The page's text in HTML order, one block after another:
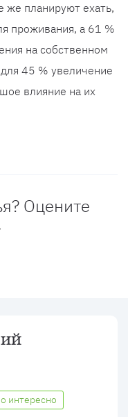
же планируют ехать,
проживания, а 61 %
на собственном
45 % увеличение
влияние на их
Оцените
интересно